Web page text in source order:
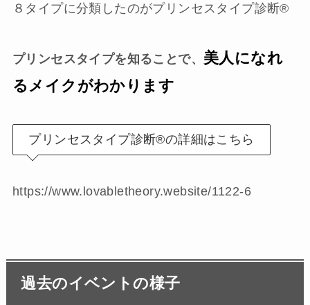
８タイプに分類したのがプリンセスタイプ診断®︎
プリンセスタイプを知ることで、 美人になれ
るメイク がわかります
プリンセスタイプ診断®︎の詳細はこちら
https://www.lovabletheory.website/1122-6
過去のイベントの様子